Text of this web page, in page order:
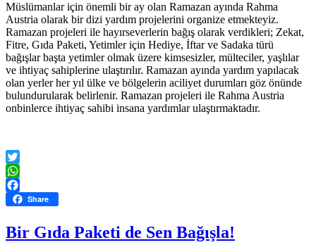
Müslümanlar için önemli bir ay olan Ramazan ayında Rahma
Austria olarak bir dizi yardım projelerini organize etmekteyiz.
Ramazan projeleri ile hayırseverlerin bağış olarak verdikleri; Zekat,
Fitre, Gıda Paketi, Yetimler için Hediye, İftar ve Sadaka türü
bağışlar başta yetimler olmak üzere kimsesizler, mülteciler, yaşlılar
ve ihtiyaç sahiplerine ulaştırılır. Ramazan ayında yardım yapılacak
olan yerler her yıl ülke ve bölgelerin aciliyet durumları göz önünde
bulundurularak belirlenir. Ramazan projeleri ile Rahma Austria
onbinlerce ihtiyaç sahibi insana yardımlar ulaştırmaktadır.
Twitter
WhatsApp
Facebook
Share
Bir Gıda Paketi de Sen Bağışla!